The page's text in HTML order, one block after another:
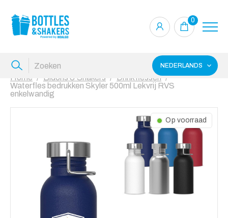
0
NEDERLANDS
Home Bidons & Shakers
Drinkflessen
Waterfles bedrukken Skyler 500ml Lekvrij RVS
enkelwandig
Op voorraad